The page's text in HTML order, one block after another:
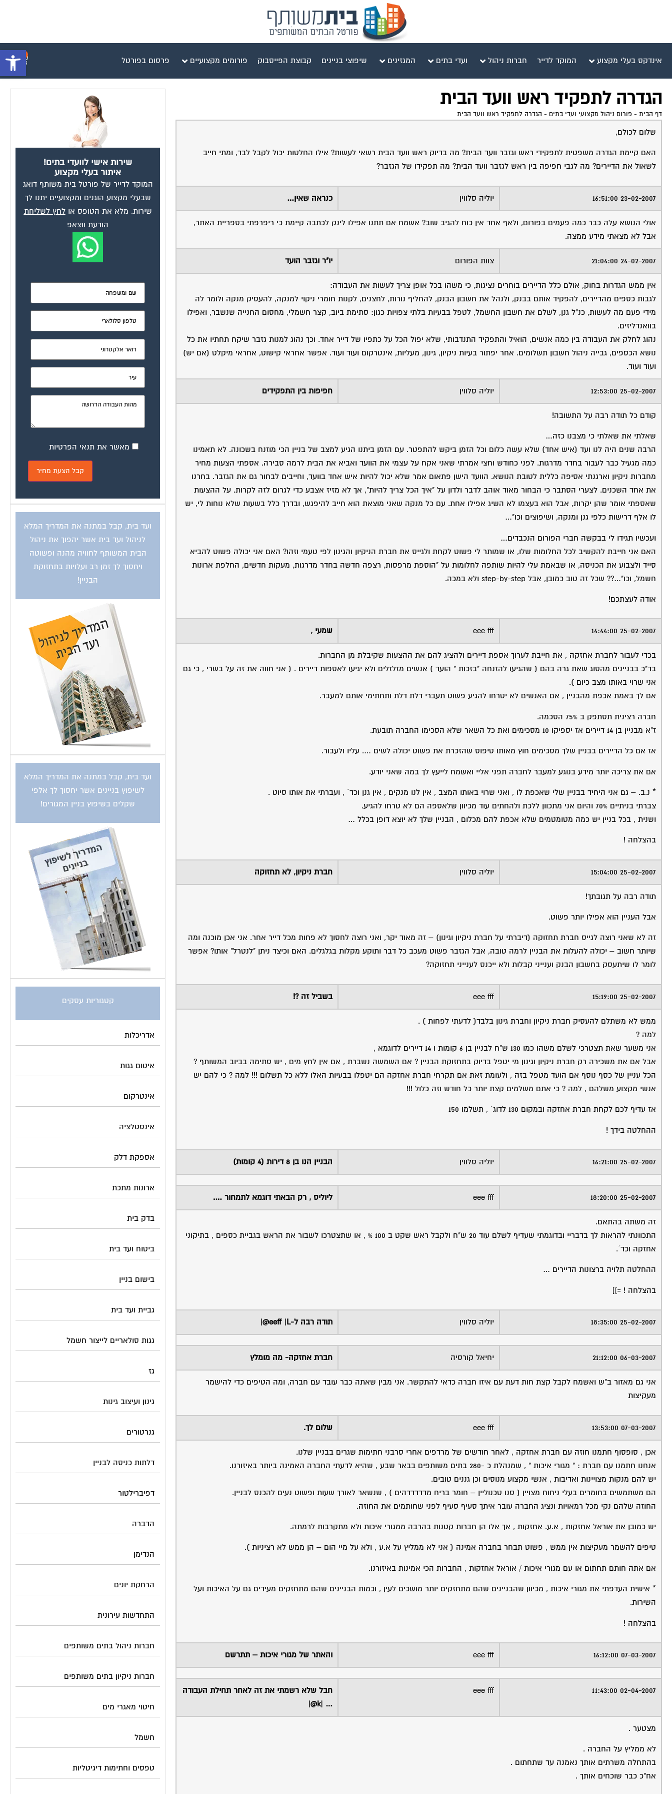
פתח אינדקס בעלי מקצוע המוקד לדייר חברות ניהול ועדי בתים המגזינים שיפוצי בניינים קבוצת הפייסבוק פורומים מקצועיים פרסום בפורטל
הגדרה לתפקיד ראש וועד הבית
דף הבית - פורום ניהול מקצועי ועדי בתים - הגדרה לתפקיד ראש וועד הבית
שלום לכולם,
האם קיימת הגדרה משפטית לתפקידי ראש וגזבר וועד הבית? מה בדיוק ראש וועד הבית רשאי לעשות? אילו החלטות יכול לקבל לבד, ומתי חייב
לשאול את הדיירים? מה לגבי חפיפה בין ראש לגזבר וועד הבית? מה תפקידו של הגזבר?
23-02-2007 16:51:00 יוליה סלווין כנראה שאין…
אולי הנושא עלה כבר כמה פעמים בפורום, ולאף אחד אין כוח להגיב שוב? אשמח אם תתנו אפילו לינק לכתבה קיימת כי ריפרפתי בספריית האתר,
אבל לא מצאתי מידע ממצה.
24-02-2007 21:04:00 צוות הפורום יו"ר וגזבר הועד
אין ממש הגדרות בחוק, אולם כלל הדיירים בוחרים נציגות, כי משהו בכל אופן צריך לעשות את העבודה:
לגבות כספים מהדיירים, להפקיד אותם בבנק, ולנהל את חשבון הבנק, להחליף נורות, לחצנים, לקנות חומרי ניקוי למנקה, להעסיק מנקה ולומר לה
מידי פעם מה לעשות, כנ"ל גנן, לשלם את חשבון החשמל, לטפל בבעיות בלתי צפויות כגון: סתימת ביוב, קצר חשמלי, מחסום החנייה שנשבר, ואפילו
בוואנדליזים.
נהוג לחלק את העבודה בין כמה אנשים, הואיל והתפקיד התנדבותי, שלא יפול הכל על כתפיו של דייר אחד. וכך נהוג למנות גזבר שיקח תחתיו את כל
נושא הכספים, גבייה ניהול חשבון תשלומים. אחר יפתור בעיות ניקיון, גינון, מעליות, אינטרקום ועוד ועוד. אפשר אחראי קישוט, אחראי מיקלט (אם יש)
ועוד ועוד.
25-02-2007 12:53:00 יוליה סלווין חפיפות בין התפקידים
קודם כל תודה רבה על התשובה!
שאלתי את שאלתי כי מצבנו כזה…
הרבה שנים היה לנו ועד (איש אחד) שלא עשה כלום וכל הזמן ביקש להתפטר. עם הזמן ביתנו הגיע למצב של בניין הכי מוזנח בשכונה. לא תאמינו
כמה מגעיל כבר לעבור בחדר מדרגות. לפני כחודש וחצי אמרתי שאני אקח על עצמי את הוועד ואביא את הבית לרמה סבירה. אספתי הצעות מחיר
מחברות ניקיון וארגנתי אסיפה כללית לטובת הנושא. הוועד הישן פתאום אמר שלא יכול להיות איש אחד בוועד, וחייבים לבחור גם את הגזבר. בחרנו
את אחד השכנים. לצערי הסתבר כי הבחור מאוד אוהב לדבר ולדון על "איך הכל צריך להיות", אך לא מזיז אצבע כדי לגרום לזה לקרות. על ההצעות
שאספתי אומר שהן יקרות, אבל הוא בעצמו לא השיג אפילו אחת. עם כל מנקה שאני מוצאת הוא חייב להיפגש, ובדרך כלל בשעות שלא נוחות לי, יש
לו אלף דרישות כלפי גנן ומנקה, ושיפוצים וכו"…
ועכשיו תגידו לי בבקשה חברי הפורום הנכבדים…
האם אני חייבת להקשיב לכל החלומות שלו, או שמותר לי פשוט לקחת ולגייס את חברת הניקיון והגינון לפי טעמי וזהו? האם אני יכולה פשוט להביא
סייד ולצבוע את הכניסה, או שבאמת עלי להיות שותפה לחלומות על "הוספת מרפסות, רצפה חדשה בחדר מדרגות, מעקות חדשים, החלפת ארונות
חשמל, וכו"…?? שכל זה טוב כמובן, אבל step-by-step ולא במכה.
אודה לעצתכם!
25-02-2007 14:44:00
eee fff שמעי ,
בכדי לעבור לחברת אחזקה , את חייבת לערוך אספת דיירים ולהציג להם את ההצעות שקיבלת מן החברות.
בד"כ בבניינים מהסוג שאת גרה בהם ( שהגיעו להזנחה "בזכות " הועד ) אנשים מזלזלים ולא יגיעו לאספות דיירים . ( אני חווה את זה על בשרי , כי גם
אני שרוי באותו מצב כיום ).
אם לך באמת אכפת מהבניין , אם האנשים לא יטרחו להגיע פשוט תעברי דלת דלת ותחתימי אותם למעבר.
חברה רצינית תסתפק ב 75% הסכמה.
ז"א מבניין בן 14 דיירים אז יספיקו 10 מסכימים ואת כל השאר שלא הסכימו החברה תובעת.
אז אם כל הדיירים בבניין שלך מסכימים חוץ מאותו טיפוס שהזכרת את פשוט יכולה לשים …. עליו ולעבור.
אם את צריכה יותר מידע בנוגע למעבר לחברה תפני אליי ואשמח לייעץ לך במה שאני יודע.
* נ.ב. – גם אני היחיד בבניין שלי שאכפת לו , ואני שרוי באותו המצב , אין לנו מנקים , אין גנן וכד´ , ועברתי את אותו סיוט .
צברתי בניתיים 70% והיום אני מתכוון ללכת ולהחתים עוד מכיוון שלאספה הם לא טרחו להגיע.
ושנית , בכל בניין יש כמה מטומטמים שלא אכפת להם מכלום , הבניין שלך לא יוצא דופן בכלל …
בהצלחה !
25-02-2007 15:04:00 יוליה סלווין חברת ניקיון, לא תחזוקה
תודה רבה על תגובתך!
אבל העניין הוא אפילו יותר פשוט.
זה לא שאני רוצה לגייס חברת תחזוקה (דיברתי על חברת ניקיון וגינון) – זה מאוד יקר, ואני רוצה לחסוך לא פחות מכל דייר אחר. אני אכן מוכנה ומה
שיותר חשוב – יכולה להעלות את הבניין לרמה טובה, אבל הגזבר פשוט מעכב כל דבר ותוקע מקלות בגלגלים. האם וכיצד ניתן "לנטרל" אותו? אפשר
לומר לו שיתעסק בחשבון הבנק וענייני קבלות ולא ייכנס לענייני תחזוקה?
25-02-2007 15:19:00
eee fff בשביל זה ?!
ממש לא משתלם להעסיק חברת ניקיון וחברת גינון בלבד( לדעתי לפחות ) .
למה ?
אני משער שאת תצטרכי לשלם משהו כמו 130 ש"ח לבניין בן 6 קומות ו 14 דיירים לדוגמא ,
אבל אם את משכירה רק חברת ניקיון וגינון מי יטפל בדיוק בתחזוקת הבניין ? אם השמשה נשברת , אם אין לחץ מים , יש סתימה בביוב המשותף ?
הכל עניין של כסף נוסף אם הועד מטפל בזה , ולעומת זאת אם תקרחי חברת אחזקה הם יטפלו בבעיות האלו ללא כל תשלום !!! למה ? כי להם יש
אנשי מקצוע משלהם , למה ? כי אתם משלמים קצת יותר כל חודש וזה כלול !!!
אז עדיף לכם לקחת חברת אחזקה ובמקום 130 לדוג´ , תשלמו 150
ההחלטה בידך !
25-02-2007 16:21:00 יוליה סלווין הבניין הנו בן 8 דירות (4 קומות)
25-02-2007 18:20:00
eee fff ליוליס , רק הבאתי דוגמא לתמחור ….
זה משתה בהתאם.
התכוונתי להראות לך בדבריי ובדוגמתי שעדיף לשלם עוד 20 ש"ח ולקבל ראש שקט ב 100 % , או שתצטרכו לשבור את הראש בגביית כספים , בתיקוני
אחזקה וכד´.
ההחלטה תלויה ברצונות הדיירים …
בהצלחה ! =]]
25-02-2007 18:35:00 יוליה סלווין תודה רבה ל-eeff |L@|
06-03-2007 21:12:00 יחיאל קורסיה חברת אחזקה- מה מומלץ
אני גם מאזור ב"ש ואשמח לקבל קצת חות דעת עם איזו חברה כדאי להתקשר. אני מבין שאתה כבר עובד עם חברה, ומה הטיפים כדי להישמר
מעקיצות
07-03-2007 13:53:00
eee fff שלום לך.
אכן , סופסוף חתמנו חוזה עם חברת אחזקה , לאחר חודשים של מרדפים אחרי סרבני חתימות שגרים בבניין שלנו.
אנחנו חתמנו עם חברת : " מגורי איכות " , שמנהלת כ -280 בתים משותפים בבאר שבע , שהיא לדעתי החברה האמינה ביותר באיזורנו.
יש להם מנקות מצויינות ואדיבות , אנשי מקצוע מנוסים וכן גננים טובים.
הם משתמשים בחומרים בעלי ניחוח מצויין ( סנו טכנוליין – חומר בריח מדדדדדהים ) , שנשאר לאורך שעות ופשוט נעים להכנס לבניין.
החוזה שלהם נקי מכל רמאויות ונציג החברה עובר איתך סעיף סעיף לפני שחותמים את החוזה.
יש כמובן את אוראל אחזקות , א.ע. אחזקות , אך אלו הן חברות קטנות בהרבה ממגורי איכות ולא מתקרבות לרמתה.
טיפים להשמר מעקיצות אין ממש , פשוט תבחר בחברה אמינה ( אני לא ממליץ על א.ע , ולא על מיי הום – הן ממש לא רציניות ).
אם אתה חותם תחתום או עם מגורי איכות / אוראל אחזקות , החברות הכי אמינות באיזורנו.
* אישית העדפתי את מגורי איכות , מכיוון שהבניינים שהם מתחזקים יותר מושכים לעין , וכמות הבניינים שהם מתחזקים מעידים גם על האיכות ועל
השירות.
בהצלחה !
07-03-2007 16:12:00
eee fff והאתר של מגורי איכות – תתרשם
02-04-2007 11:43:00
eee fff
חבל שלא רשמתי את זה לאחר תחילת העבודה
… |k@|
מצטער .
לא ממליץ על החברה .
בהתחלה משרתים אותך נאמנה עד שתחתום .
אח"כ כבר שוכחים אותך .
שירות אישי לוועדי בתים!
איתור בעלי מקצוע
המוקד לדייר של פורטל בית משותף דואג
שבעלי מקצוע הוגנים ומקצועיים יתנו לך
שירות. מלא את הטופס אולחץ לשליחת
הודעת ווצאפ
מאשר את תנאי הפרטיות
ועד בית, קבל במתנה את המדריך המלא
לניהול ועד בית אשר יהפוך את ניהול
הבית המשותף לחוויה מהנה ופשוטה
ויחסוך לך זמן רב ועלויות בתחזוקת
הבניין!
ועד בית, קבל במתנה את המדריך המלא
לשיפוץ בניינים אשר יחסוך לך אלפי
שקלים בשיפוץ בניין המגורים!
קטגוריות עסקים
אדריכלות
איטום גגות
אינטרקום
אינסטלציה
אספקת דלק
ארונות מתכת
בדק בית
ביטוח ועד בית
בישום בניין
גביית ועד בית
גגות סולאריים לייצור חשמל
גז
גינון ועיצוב גינות
גנרטורים
דלתות כניסה לבניין
דפיברילטור
הדברה
הנדימן
הרחקת יונים
התחדשות עירונית
חברות ניהול בתים משותפים
חברות ניקיון בתים משותפים
חיטוי מאגרי מים
חשמל
טפסים וחתימות דיגיטליות